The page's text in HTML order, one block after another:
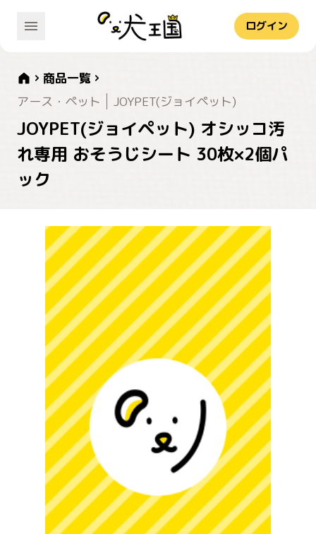
ログイン
商品一覧
アース・ペット
JOYPET(ジョイペット)
JOYPET(ジョイペット) オシッコ汚
れ専用 おそうじシート 30枚×2個パ
ック